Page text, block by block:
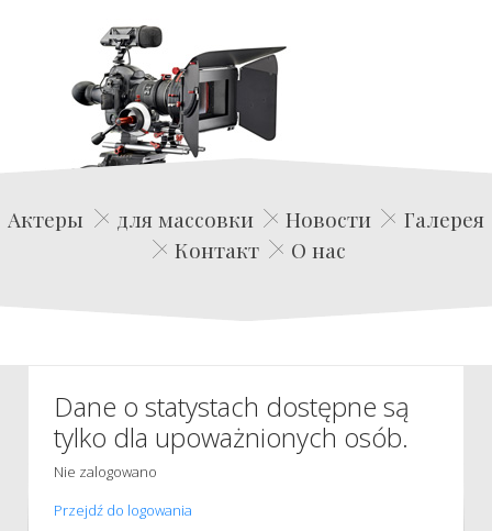
Edwin Film Agencja Aktorska
Актеры для массовки Новости
Галерея
Контакт
О нас
Dane o statystach dostępne są
tylko dla upoważnionych osób.
Nie zalogowano
Przejdź do logowania